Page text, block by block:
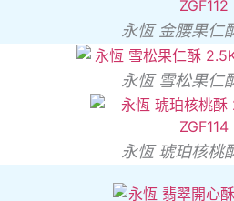
永恆 金腰果仁
永恆 雪松果仁
永恆 琥珀核桃